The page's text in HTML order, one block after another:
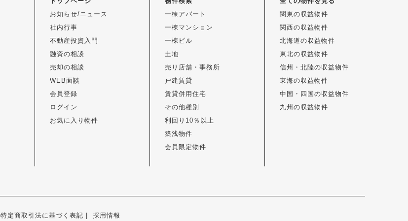
お知らせ/ニュース
社内行事
不動産投資入門
融資の相談
売却の相談
WEB面談
会員登録
ログイン
お気に入り物件
一棟アパート
一棟マンション
一棟ビル
土地
売り店舗・事務所
戸建賃貸
賃貸併用住宅
その他種別
利回り10％以上
築浅物件
会員限定物件
関東の収益物件
関西の収益物件
北海道の収益物件
東北の収益物件
信州・北陸の収益物件
東海の収益物件
中国・四国の収益物件
九州の収益物件
特定商取引法に基づく表記 採用情報